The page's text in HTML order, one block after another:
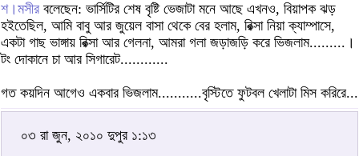
শ।মসীর বলেছেন: ভার্সিটির শেষ বৃষ্টি ভেজাটা মনে আছে এখনও, বিয়াপক ঝড়
হইতেছিল, আমি বাবু আর জুয়েল বাসা থেকে বের হলাম, রিক্সা নিয়া ক্যাম্পাসে,
একটা গাছ ভাঙ্গায় রিক্সা আর গেলনা, আমরা গলা জড়াজড়ি করে ভিজলাম.........।
টং দোকানে চা আর সিগারেট............
গত কয়দিন আগেও একবার ভিজলাম...........বৃস্টিতে ফুটবল খেলাটা মিস করিরে...
০৩ রা জুন, ২০১০ দুপুর ১:১৩